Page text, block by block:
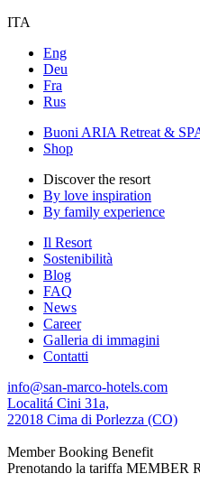
ITA
Eng
Deu
Fra
Rus
Buoni ARIA Retreat &
Shop
Discover the resort
By love inspiration
By family experience
Il Resort
Sostenibilità
Blog
FAQ
News
Career
Galleria di immagini
Contatti
info@san-marco-hotels.com
Localitá Cini 31a,
22018 Cima di Porlezza (CO)
Member Booking Benefit
Prenotando la tariffa MEMBER